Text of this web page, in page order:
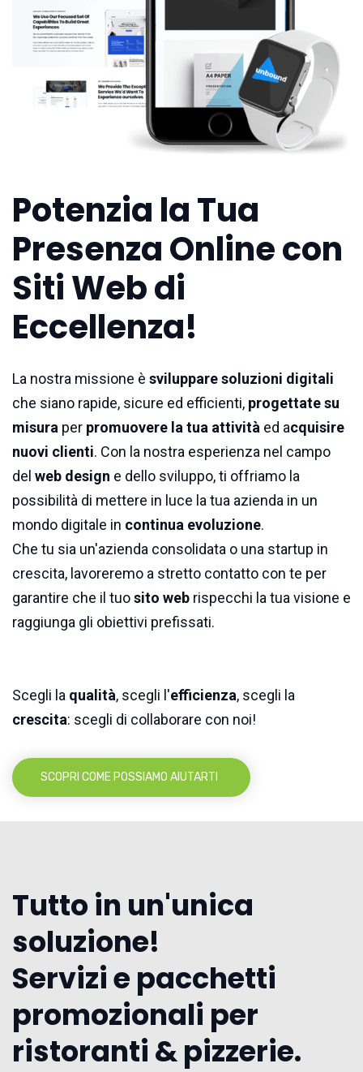
Potenzia la Tua
Presenza Online con
Siti Web di
Eccellenza!
La nostra missione è sviluppare soluzioni digitali
che siano rapide, sicure ed efficienti, progettate su
misura per promuovere la tua attività ed acquisire
nuovi clienti. Con la nostra esperienza nel campo
del web design e dello sviluppo, ti offriamo la
possibilità di mettere in luce la tua azienda in un
mondo digitale in continua evoluzione.
Che tu sia un'azienda consolidata o una startup in
crescita, lavoreremo a stretto contatto con te per
garantire che il tuosito web rispecchi la tua visione e
raggiunga gli obiettivi prefissati.
Scegli la qualità, scegli l'efficienza, scegli la
crescita: scegli di collaborare con noi!
SCOPRI COME POSSIAMO AIUTARTI
Tutto in un'unica
soluzione!
Servizi e pacchetti
promozionali per
ristoranti & pizzerie.